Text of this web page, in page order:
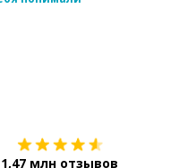
1,47 млн отзывов